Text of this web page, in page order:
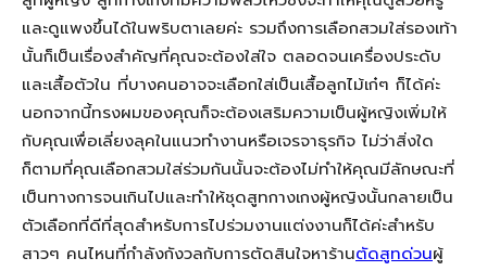
และดูแพงขึ้นได้ในพริบตาเลยค่ะ รวมถึงการเลือกสวมใส่รองเท้า
นั้นก็เป็นเรื่องสำคัญที่คุณจะต้องใส่ใจ ตลอดจนเครื่องประดับ
และเสื้อตัวใน ที่บางคนอาจจะเลือกใส่เป็นเสื้อลูกไม้เก๋ๆ ก็ได้ค่ะ
นอกจากนี้ทรงผมของคุณก็จะต้องเสริมความเป็นผู้หญิงเพิ่มให้
กับคุณเพื่อเลี่ยงลุคในแนวทำงานหรือเจรจาธุรกิจ ไม่ว่าสิ่งใด
ก็ตามที่คุณเลือกสวมใส่ร่วมกันนั้นจะต้องไม่ทำให้คุณมีลักษณะที่
เป็นทางการจนเกินไปและทำให้ชุดสูทกางเกงผู้หญิงนั้นกลายเป็น
ตัวเลือกที่ดีที่สุดสำหรับการไปร่วมงานแต่งงานก็ได้ค่ะสำหรับ
สาวๆ คนไหนที่กำลังกังวลกับการตัดสินใจหาร้านตัดสูทด่วนผู้